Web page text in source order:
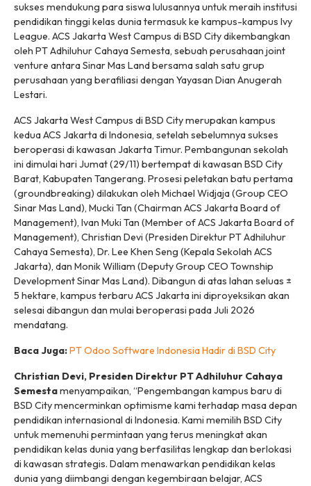
sukses mendukung para siswa lulusannya untuk meraih institusi
pendidikan tinggi kelas dunia termasuk ke kampus-kampus Ivy
League. ACS Jakarta West Campus di BSD City dikembangkan
oleh PT Adhiluhur Cahaya Semesta, sebuah perusahaan joint
venture antara Sinar Mas Land bersama salah satu grup
perusahaan yang berafiliasi dengan Yayasan Dian Anugerah
Lestari.
ACS Jakarta West Campus di BSD City merupakan kampus
kedua ACS Jakarta di Indonesia, setelah sebelumnya sukses
beroperasi di kawasan Jakarta Timur. Pembangunan sekolah
ini dimulai hari Jumat (29/11) bertempat di kawasan BSD City
Barat, Kabupaten Tangerang. Prosesi peletakan batu pertama
(groundbreaking) dilakukan oleh Michael Widjaja (Group CEO
Sinar Mas Land), Mucki Tan (Chairman ACS Jakarta Board of
Management), Ivan Muki Tan (Member of ACS Jakarta Board of
Management), Christian Devi (Presiden Direktur PT Adhiluhur
Cahaya Semesta), Dr. Lee Khen Seng (Kepala Sekolah ACS
Jakarta), dan Monik William (Deputy Group CEO Township
Development Sinar Mas Land). Dibangun di atas lahan seluas ±
5 hektare, kampus terbaru ACS Jakarta ini diproyeksikan akan
selesai dibangun dan mulai beroperasi pada Juli 2026
mendatang.
Baca Juga:PT Odoo Software Indonesia Hadir di BSD City
Christian Devi, Presiden Direktur PT Adhiluhur Cahaya
Semestamenyampaikan, “Pengembangan kampus baru di
BSD City mencerminkan optimisme kami terhadap masa depan
pendidikan internasional di Indonesia. Kami memilih BSD City
untuk memenuhi permintaan yang terus meningkat akan
pendidikan kelas dunia yang berfasilitas lengkap dan berlokasi
di kawasan strategis. Dalam menawarkan pendidikan kelas
dunia yang diimbangi dengan kegembiraan belajar, ACS